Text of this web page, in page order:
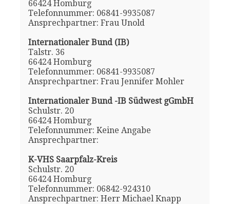
66424 Homburg
Telefonnummer: 06841-9935087
Ansprechpartner: Frau Unold
Internationaler Bund (IB)
Talstr. 36
66424 Homburg
Telefonnummer: 06841-9935087
Ansprechpartner: Frau Jennifer Mohler
Internationaler Bund -IB Südwest gGmbH
Schulstr. 20
66424 Homburg
Telefonnummer: Keine Angabe
Ansprechpartner:
K-VHS Saarpfalz-Kreis
Schulstr. 20
66424 Homburg
Telefonnummer: 06842-924310
Ansprechpartner: Herr Michael Knapp